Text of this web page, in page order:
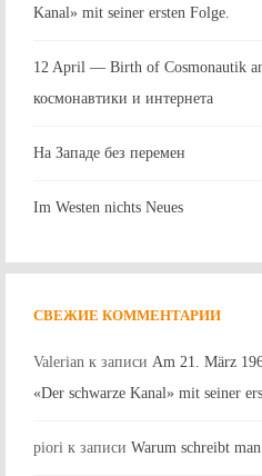
Kanal» mit seiner ersten Folge.
12 April — Birth of Cosmonautik
космонавтики и интернета
На Западе без перемен
Im Westen nichts Neues
СВЕЖИЕ КОММЕНТАРИИ
Valerian к записи Am 21. März
«Der schwarze Kanal» mit seiner
piori к записи Warum schreibt